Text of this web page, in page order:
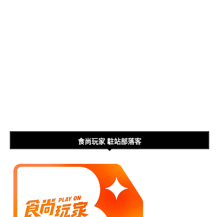
食尚玩家 駐站部落客